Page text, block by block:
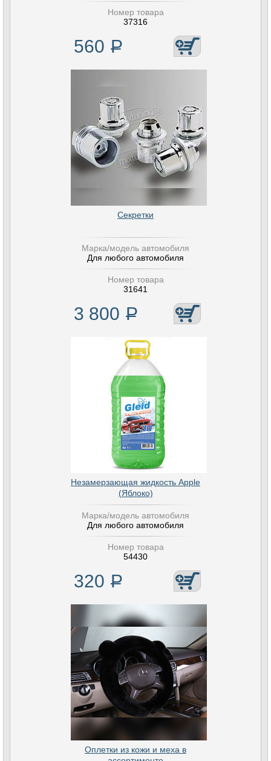
Номер товара
37316
560 Р
Секретки
Марка/модель автомобиля
Для любого автомобиля
Номер товара
31641
3 800 Р
Незамерзающая жидкость Apple
(Яблоко)
Марка/модель автомобиля
Для любого автомобиля
Номер товара
54430
320 Р
Оплетки из кожи и меха в